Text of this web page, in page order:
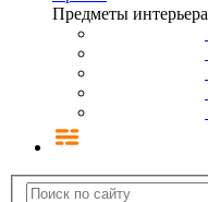
Предметы интерьера